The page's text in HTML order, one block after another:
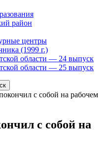
район
центры
(1999 г.)
области — 24 выпуск
области — 25 выпуск
с собой на рабочем
с собой на